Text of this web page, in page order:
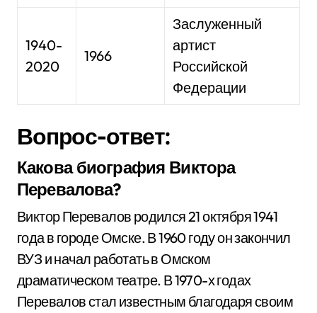
1940-
2020
1966
Заслуженный
артист
Российской
Федерации
Вопрос-ответ:
Какова биография Виктора
Перевалова?
Виктор Перевалов родился 21 октября 1941
года в городе Омске. В 1960 году он закончил
ВУЗ и начал работать в Омском
драматическом театре. В 1970-х годах
Перевалов стал известным благодаря своим